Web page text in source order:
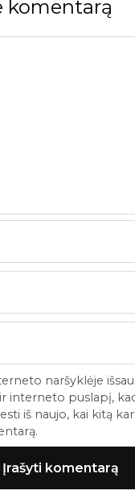
komentarą
naršyklėje
interneto puslapį,
iš naujo, kai kitą